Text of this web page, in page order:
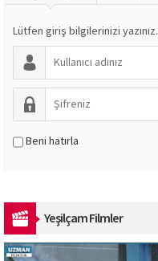
Lütfen giriş bilgilerinizi yazınız.
Beni hatırla
Yeşilçam Filmler